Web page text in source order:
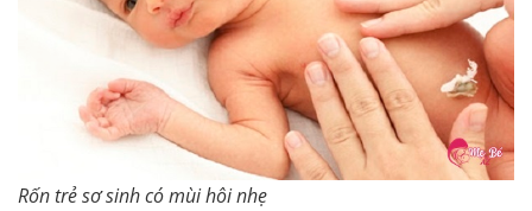
Rốn trẻ sơ sinh có mùi hôi nhẹ